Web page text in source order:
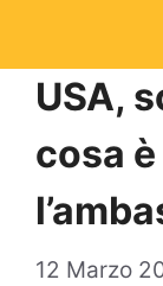
USA,
cosa
12 Marzo